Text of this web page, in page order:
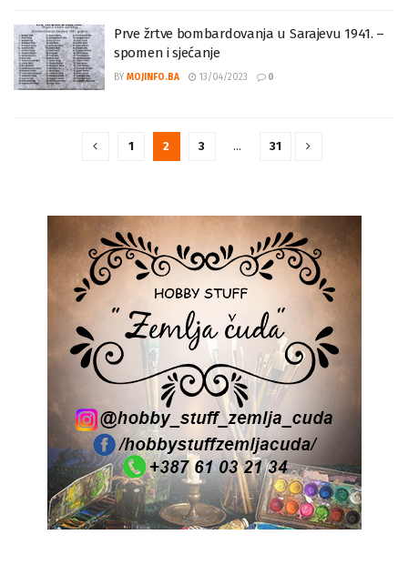
Prve žrtve bombardovanja u Sarajevu 1941. –
spomen i sjećanje
BY MOJINFO.BA 13/04/2023 0
1 2 3 … 31